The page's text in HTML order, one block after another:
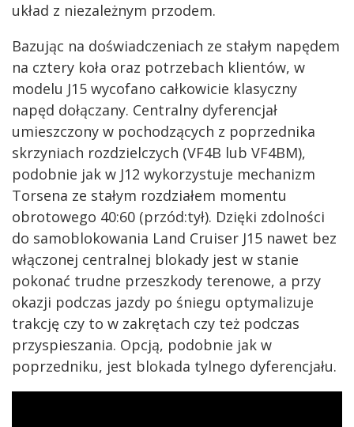
układ z niezależnym przodem.
Bazując na doświadczeniach ze stałym napędem
na cztery koła oraz potrzebach klientów, w
modelu J15 wycofano całkowicie klasyczny
napęd dołączany. Centralny dyferencjał
umieszczony w pochodzących z poprzednika
skrzyniach rozdzielczych (VF4B lub VF4BM),
podobnie jak w J12 wykorzystuje mechanizm
Torsena ze stałym rozdziałem momentu
obrotowego 40:60 (przód:tył). Dzięki zdolności
do samoblokowania Land Cruiser J15 nawet bez
włączonej centralnej blokady jest w stanie
pokonać trudne przeszkody terenowe, a przy
okazji podczas jazdy po śniegu optymalizuje
trakcję czy to w zakrętach czy też podczas
przyspieszania. Opcją, podobnie jak w
poprzedniku, jest blokada tylnego dyferencjału.